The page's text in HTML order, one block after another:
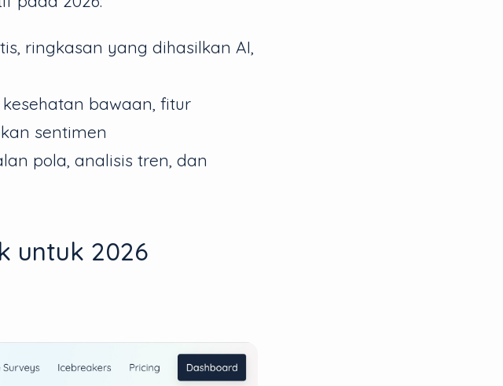
ringkasan yang dihasilkan AI,
bawaan, fitur
sentimen
pola, analisis tren, dan
untuk 2026